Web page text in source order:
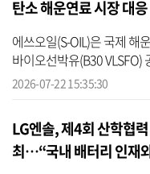
탄소 해운연료 시장 대
에쓰오일(S-OIL)은 국제 해
바이오선박유(B30
선박유는 기존 초저유황연
2026-07-22 15:35:30
LG엔솔, 제4회 산학협
최…“국내 배터리 인재